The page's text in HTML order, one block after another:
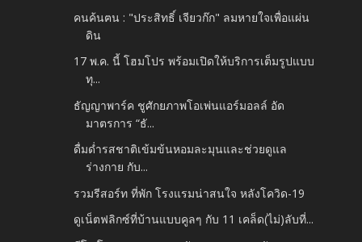
คนค้นฅน : "ประสิทธิ์ เจียวก๊ก" ลมหายใจเพื่อแผ่น
ดิน
17 พ.ค. นี้ โฮมโปร พร้อมเปิดให้บริการเต็มรูปแบบ
ทุ...
ธัญญาพาร์ค ชูศักยภาพโอเพ่นแอร์มอลล์ อัด
มาตรการ “ธั...
ดื่มด่ำรสชาติเข้มข้นหอมละมุนและช่วยดูแล
ร่างกาย กับ...
รวมรีสอร์ท ที่พัก โรงแรมน่าสนใจ หลังโควิด-19
ดูเน็ตฟลิกซ์ที่บ้านแบบคูลๆ กับ 11 เคล็ด(ไม่)ลับที่...